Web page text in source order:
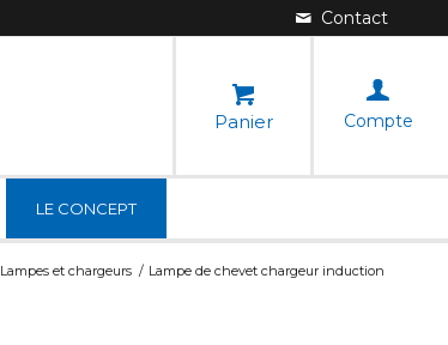
Panier Compte
LE CONCEPT
Lampes et chargeurs / Lampe de chevet chargeur induction